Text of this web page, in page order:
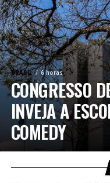
BRASIL 6 horas
CONGRESSO
INVEJA A
COMEDY